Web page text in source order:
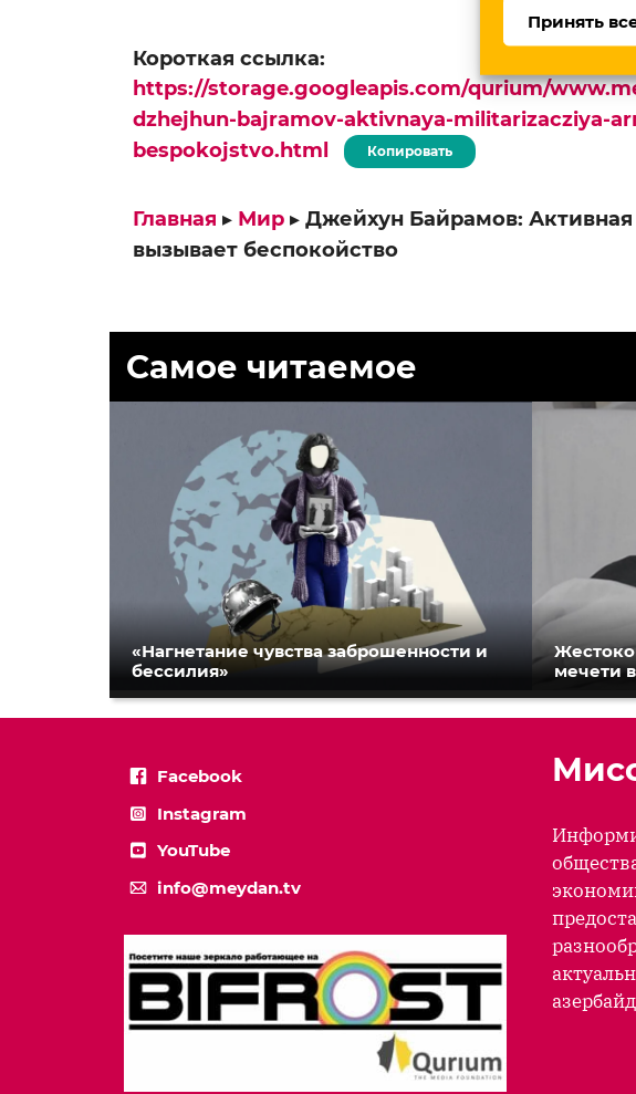
Принять
Короткая ссылка:
https://storage.googleapis.com/qurium/
dzhejhun-bajramov-aktivnaya-militarizacziya-
bespokojstvo.html
Копировать
Главная ▸ Мир ▸ Джейхун Байрамов:
вызывает беспокойство
Самое читаемое
«Нагнетание чувства заброшенности и
бессилия»
мечети
Facebook
Instagram
YouTube
info@meydan.tv